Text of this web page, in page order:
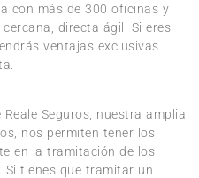
con más de 300 oficinas y
directa ágil. Si eres
ventajas exclusivas.
Seguros, nuestra amplia
nos permiten tener los
en la tramitación de los
tienes que tramitar un